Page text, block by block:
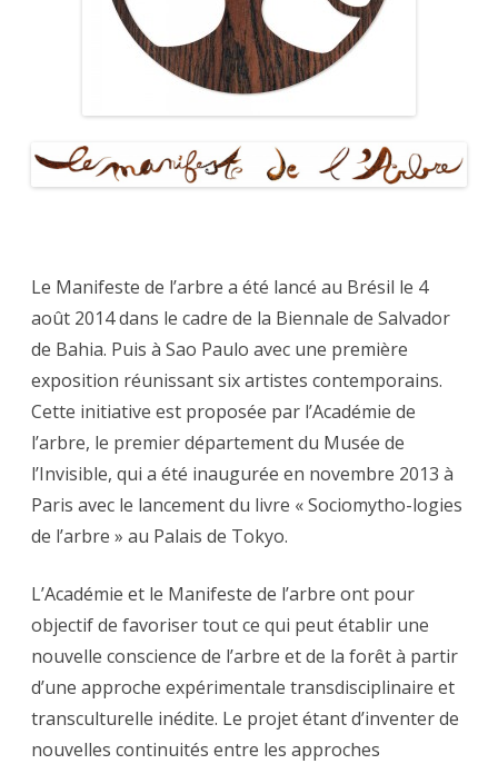
Le Manifeste de l’arbre a été lancé au Brésil le 4
août 2014 dans le cadre de la Biennale de Salvador
de Bahia. Puis à Sao Paulo avec une première
exposition réunissant six artistes contemporains.
Cette initiative est proposée par l’Académie de
l’arbre, le premier département du Musée de
l’Invisible, qui a été inaugurée en novembre 2013 à
Paris avec le lancement du livre « Sociomytho-logies
de l’arbre » au Palais de Tokyo.
L’Académie et le Manifeste de l’arbre ont pour
objectif de favoriser tout ce qui peut établir une
nouvelle conscience de l’arbre et de la forêt à partir
d’une approche expérimentale transdisciplinaire et
transculturelle inédite. Le projet étant d’inventer de
nouvelles continuités entre les approches